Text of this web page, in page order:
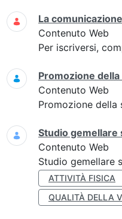
Ricerca
La
Contenuto Web
Per iscriversi,
Promozione
Contenuto Web
Promozione della
Studio
Contenuto Web
Studio gemellare
ATTIVITÀ FISICA
QUALITÀ DELLA